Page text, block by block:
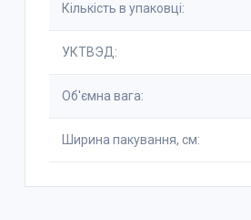
Кількість в упаковці:
УКТВЭД:
Об'ємна вага:
Ширина пакування, см: